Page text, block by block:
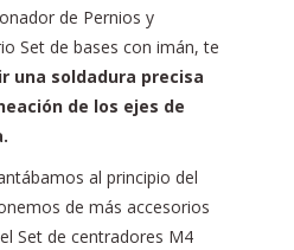
de Pernios y
Set de bases con imán, te
una soldadura precisa
de los ejes de
al principio del
de más accesorios
Set de centradores M4